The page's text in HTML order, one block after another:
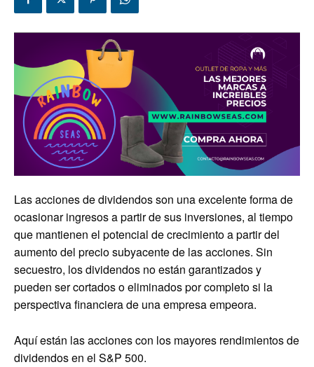
Las acciones de dividendos son una excelente forma de
ocasionar ingresos a partir de sus inversiones, al tiempo
que mantienen el potencial de crecimiento a partir del
aumento del precio subyacente de las acciones. Sin
secuestro, los dividendos no están garantizados y
pueden ser cortados o eliminados por completo si la
perspectiva financiera de una empresa empeora.
Aquí están las acciones con los mayores rendimientos de
dividendos en el S&P 500.